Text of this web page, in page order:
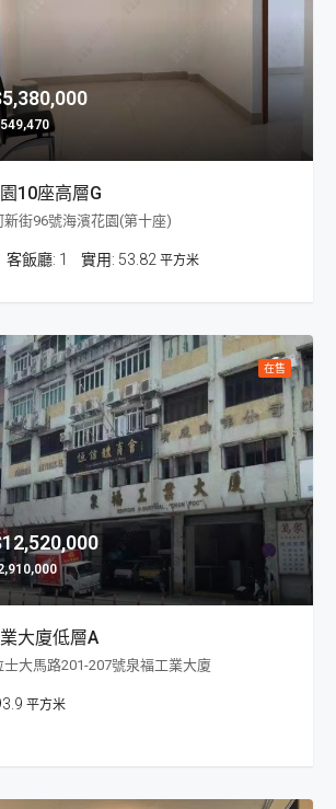
10座高層G
新街96號海濱花園(第十座)
客飯廳: 1 53.82 平方米
在售
大廈低層A
士大馬路201-207號泉福工業大廈
平方米